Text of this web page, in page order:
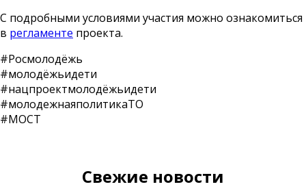
С подробными условиями участия можно ознакомиться
в регламенте проекта.
#Росмолодёжь
#молодёжьидети
#нацпроектмолодёжьидети
#молодежнаяполитикаТО
#МОСТ
Свежие новости